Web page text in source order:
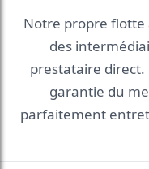
Notre propre flotte
des
prestataire direct.
garantie du
parfaitement